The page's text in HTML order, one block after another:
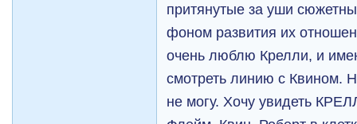
притянутые за уши
фоном развития их
очень люблю Крелли, и
смотреть линию с Квином.
не могу. Хочу увидеть